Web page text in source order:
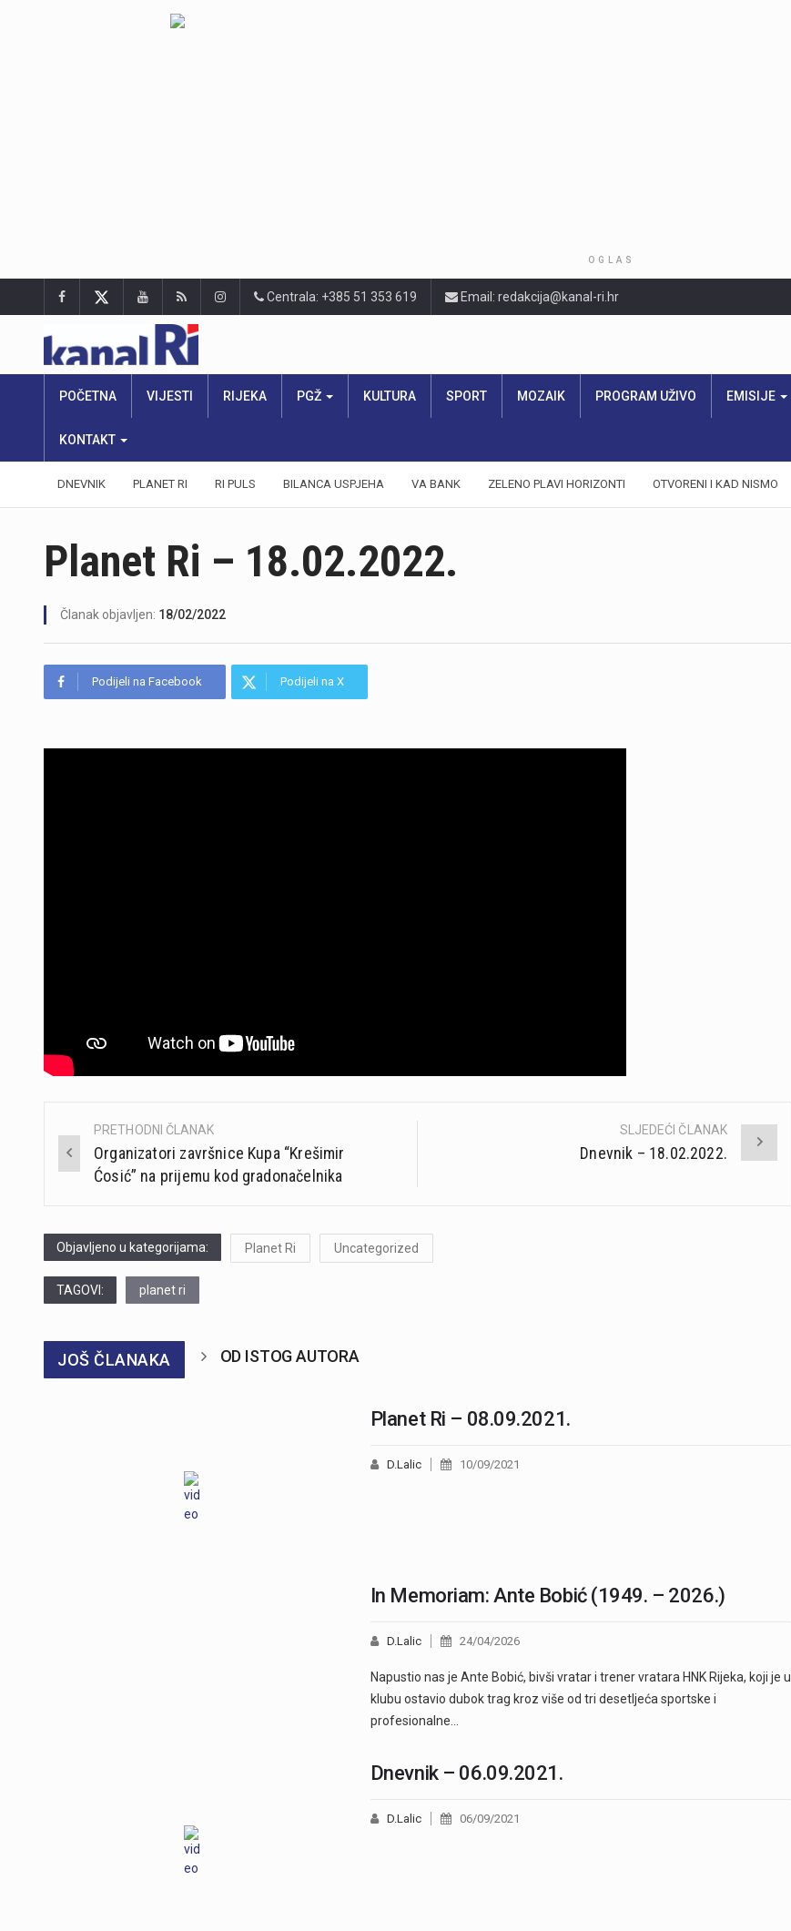
OGLAS
Centrala: +385 51 353 619 Email: redakcija@kanal-ri.hr
POČETNA VIJESTI RIJEKA PGŽ KULTURA SPORT MOZAIK PROGRAM UŽIVO EMISIJE
KONTAKT
DNEVNIK PLANET RI RI PULS BILANCA USPJEHA VA BANK ZELENO PLAVI HORIZONTI OTVORENI I KAD NISMO
Planet Ri – 18.02.2022.
Članak objavljen: 18/02/2022
Podijeli na Facebook Podijeli na X
Post
navigation
PRETHODNI ČLANAK
Organizatori završnice Kupa “Krešimir
Ćosić” na prijemu kod gradonačelnika
SLJEDEĆI ČLANAK
Dnevnik – 18.02.2022.
Objavljeno u kategorijama: Planet Ri Uncategorized
TAGOVI: planet ri
JOŠ ČLANAKA OD ISTOG AUTORA
Planet Ri – 08.09.2021.
D.Lalic 10/09/2021
In Memoriam: Ante Bobić (1949. – 2026.)
D.Lalic 24/04/2026
Napustio nas je Ante Bobić, bivši vratar i trener vratara HNK Rijeka, koji je u
klubu ostavio dubok trag kroz više od tri desetljeća sportske i
profesionalne…
Dnevnik – 06.09.2021.
D.Lalic 06/09/2021